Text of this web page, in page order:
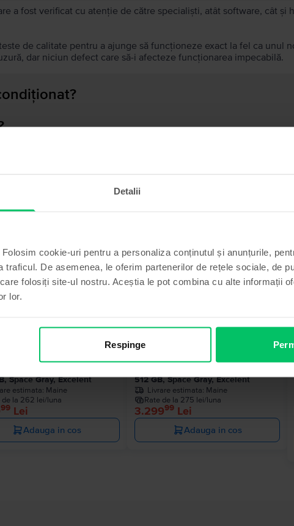
Detalii
cookie-uri pentru a personaliza conținutul și anunțurile,
traficul. De asemenea, le oferim partenerilor de rețele sociale, de
folosiți site-ul nostru. Aceștia le pot combina cu alte informații
lor.
Respinge
a fost verificat cu atenție de către specialiști, atât software, cât și
de calitate pentru a ajunge să funcționeze exact la fel ca unul
dar niciun defect care să-i afecteze funcționarea impecabilă.
Space Gray, Excelent
estimata: Maine
de la 262 lei/luna
99Lei
Adauga in cos
512 GB, Space Gray, Excelent
Livrare estimata: Maine
Rate de la 275 lei/luna
3.29999 Lei
Adauga in cos